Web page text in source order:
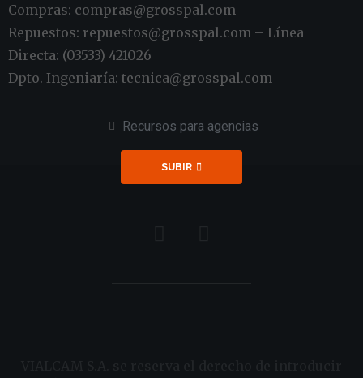
Compras: compras@grosspal.com
Repuestos: repuestos@grosspal.com – Línea
Directa: (03533) 421026
Dpto. Ingeniaría: tecnica@grosspal.com
Recursos para agencias
SUBIR